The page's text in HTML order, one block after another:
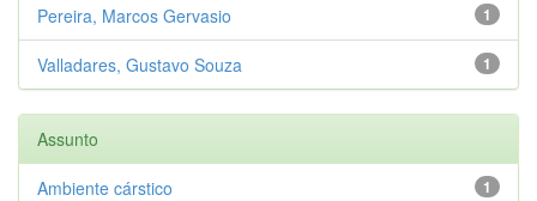
1
Pereira, Marcos Gervasio
1
Valladares, Gustavo Souza
Assunto
1
Ambiente cárstico